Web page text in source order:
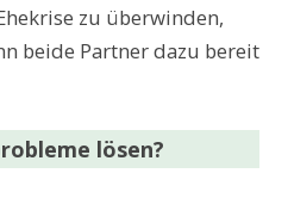
zu überwinden,
beide Partner dazu bereit
lösen?